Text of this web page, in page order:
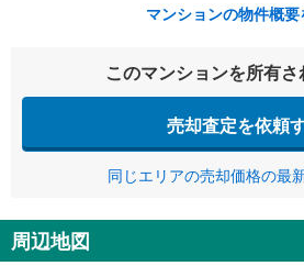
マンションの物件概要
このマンションを所有
売却査定を依頼
同じエリアの売却価格の最
周辺地図